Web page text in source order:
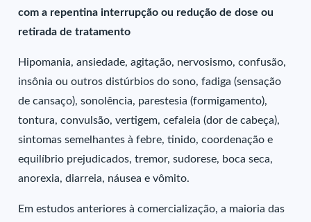
com a repentina interrupção ou redução de dose ou
retirada de tratamento
Hipomania, ansiedade, agitação, nervosismo, confusão,
insônia ou outros distúrbios do sono, fadiga (sensação
de cansaço), sonolência, parestesia (formigamento),
tontura, convulsão, vertigem, cefaleia (dor de cabeça),
sintomas semelhantes à febre, tinido, coordenação e
equilíbrio prejudicados, tremor, sudorese, boca seca,
anorexia, diarreia, náusea e vômito.
Em estudos anteriores à comercialização, a maioria das